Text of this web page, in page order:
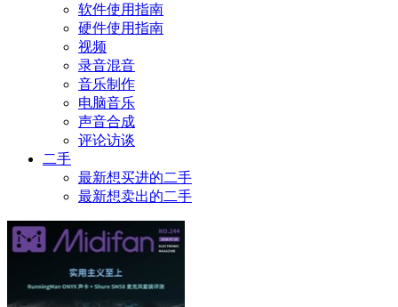
软件使用指南
硬件使用指南
视频
录音混音
音乐制作
电脑音乐
声音合成
评论访谈
二手
最新想买进的二手
最新想卖出的二手